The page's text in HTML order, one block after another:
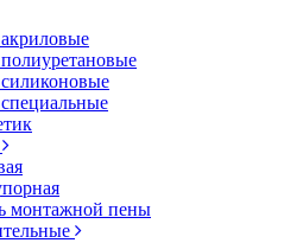
монтажной пены